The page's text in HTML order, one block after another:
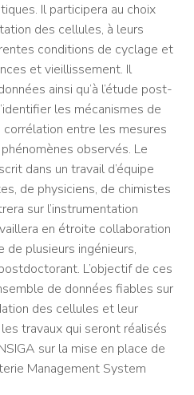
Il participera au choix
des cellules, à leurs
conditions de cyclage et
et vieillissement. Il
ainsi qu’à l’étude post-
les mécanismes de
entre les mesures
observés. Le
dans un travail d’équipe
de physiciens, de chimistes
sur l’instrumentation
en étroite collaboration
de plusieurs ingénieurs,
L’objectif de ces
de données fiables sur
des cellules et leur
travaux qui seront réalisés
sur la mise en place de
Management System